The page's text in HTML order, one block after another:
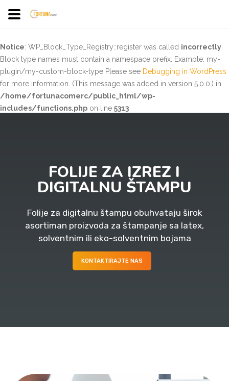
Notice: WP_Block_Type_Registry::register was called incorrectly
Block type names must contain a namespace prefix. Example: my-
plugin/my-custom-block-type Please see Debugging in WordPress
for more information. (This message was added in version 5.0.0.) in
/home/fortunacomerc/public_html/wp-
includes/functions.php on line 5313
FOLIJE ZA IZREZ I
DIGITALNU ŠTAMPU
Folije za digitalnu štampu obuhvataju širok
asortiman proizvoda za štampanje sa latex,
solventnim ili eko-solventnim bojama
KONTAKTIRAJTE NAS